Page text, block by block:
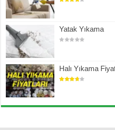
Yatak Yıkama
Halı Yıkama